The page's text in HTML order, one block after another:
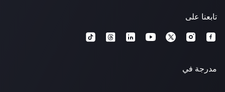
تابعنا على
مدرجة في